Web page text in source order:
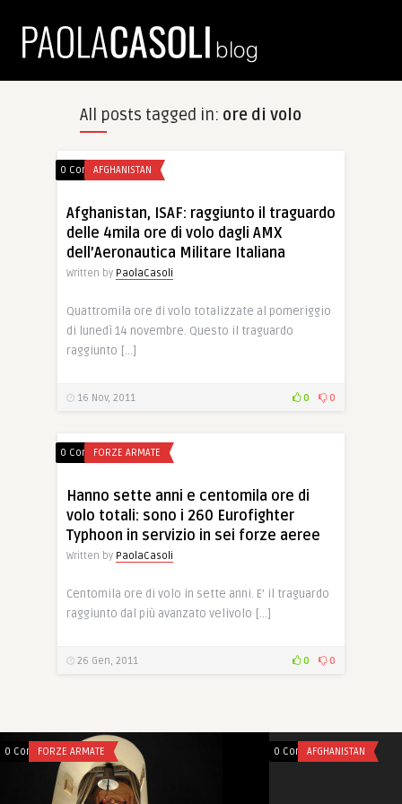
All posts tagged in: ore di volo
0 CommentsAFGHANISTAN
Afghanistan, ISAF: raggiunto il traguardo
delle 4mila ore di volo dagli AMX
dell’Aeronautica Militare Italiana
Written by PaolaCasoli
Quattromila ore di volo totalizzate al pomeriggio
di lunedì 14 novembre. Questo il traguardo
raggiunto […]
16 Nov, 2011 0 0
0 CommentsFORZE ARMATE
Hanno sette anni e centomila ore di
volo totali: sono i 260 Eurofighter
Typhoon in servizio in sei forze aeree
Written by PaolaCasoli
Centomila ore di volo in sette anni. E’ il traguardo
raggiunto dal più avanzato velivolo […]
26 Gen, 2011 0 0
0 CommentsFORZE ARMATE 0 CommentsAFGHANISTAN